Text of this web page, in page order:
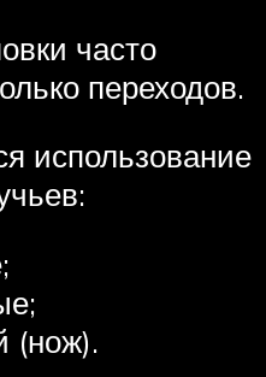
часто
переходов.
использование
(нож).